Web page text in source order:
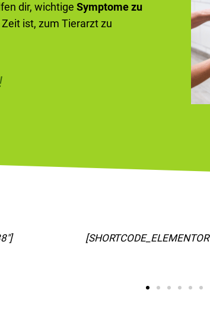
dir, wichtige Symptome zu
ist, zum Tierarzt zu